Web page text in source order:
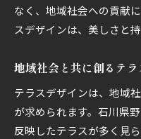
なく、地域社会への貢献
スデザインは、美しさと
地域社会と共に創るテ
テラスデザインは、地域
が求められます。石川県
反映したテラスが多く見